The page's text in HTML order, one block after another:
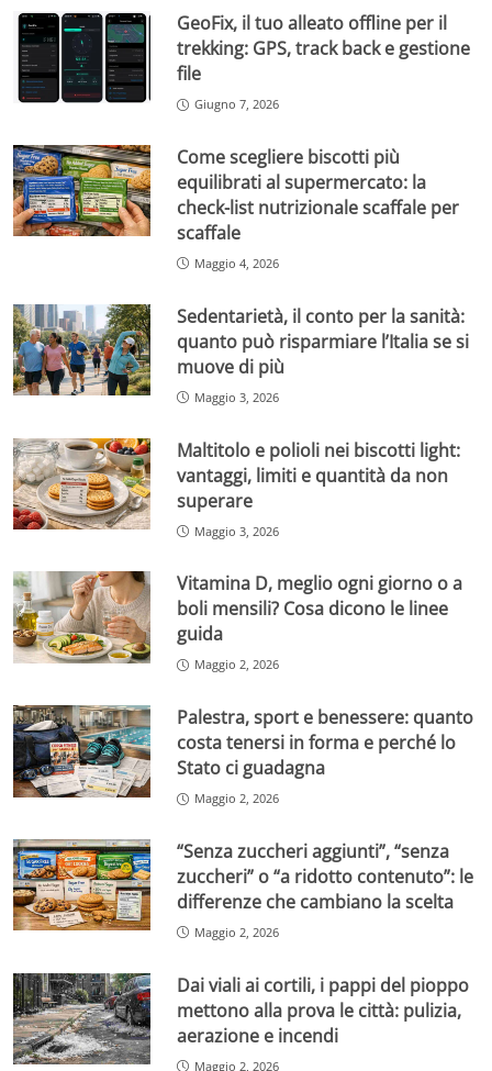
GeoFix, il tuo alleato offline per il
trekking: GPS, track back e gestione
file
Giugno 7, 2026
Come scegliere biscotti più
equilibrati al supermercato: la
check-list nutrizionale scaffale per
scaffale
Maggio 4, 2026
Sedentarietà, il conto per la sanità:
quanto può risparmiare l’Italia se si
muove di più
Maggio 3, 2026
Maltitolo e polioli nei biscotti light:
vantaggi, limiti e quantità da non
superare
Maggio 3, 2026
Vitamina D, meglio ogni giorno o a
boli mensili? Cosa dicono le linee
guida
Maggio 2, 2026
Palestra, sport e benessere: quanto
costa tenersi in forma e perché lo
Stato ci guadagna
Maggio 2, 2026
“Senza zuccheri aggiunti”, “senza
zuccheri” o “a ridotto contenuto”: le
differenze che cambiano la scelta
Maggio 2, 2026
Dai viali ai cortili, i pappi del pioppo
mettono alla prova le città: pulizia,
aerazione e incendi
Maggio 2, 2026